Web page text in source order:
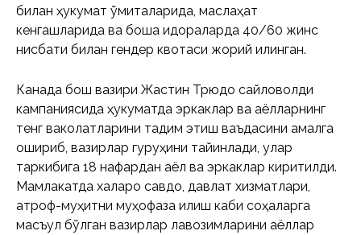
билан ҳукумат қўмиталарида, маслаҳат
кенгашларида ва бошқа идораларда 40/60 жинс
нисбати билан гендер квотаси жорий қилинган.
Канада бош вазири Жастин Трюдо сайловолди
кампаниясида ҳукуматда эркаклар ва аёлларнинг
тенг ваколатларини тақдим этиш ваъдасини амалга
ошириб, вазирлар гуруҳини тайинлади, улар
таркибига 18 нафардан аёл ва эркаклар киритилди.
Мамлакатда халқаро савдо, давлат хизматлари,
атроф-муҳитни муҳофаза қилиш каби соҳаларга
масъул бўлган вазирлар лавозимларини аёллар